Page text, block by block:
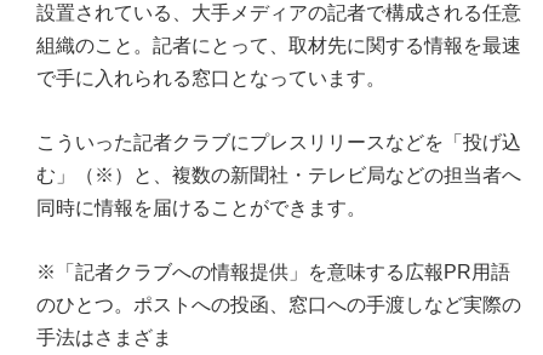
設置されている、大手メディアの記者で構成される任意
組織のこと。記者にとって、取材先に関する情報を最速
で手に入れられる窓口となっています。
こういった記者クラブにプレスリリースなどを「投げ込
む」（※）と、複数の新聞社・テレビ局などの担当者へ
同時に情報を届けることができます。
※「記者クラブへの情報提供」を意味する広報PR用語
のひとつ。ポストへの投函、窓口への手渡しなど実際の
手法はさまざま